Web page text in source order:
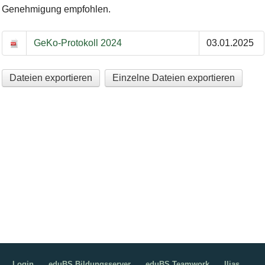
Genehmigung empfohlen.
GeKo-Protokoll 2024 03.01.2025
Dateien exportieren Einzelne Dateien exportieren